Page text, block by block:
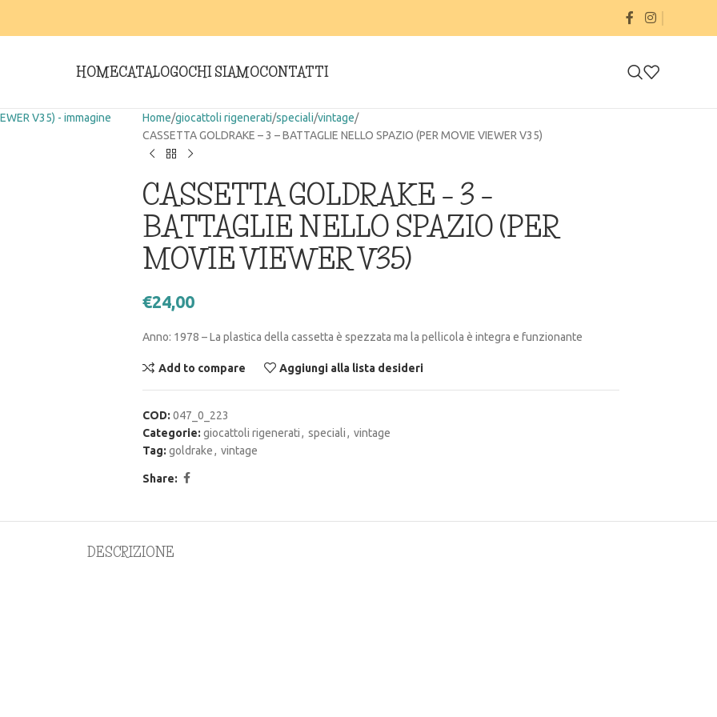
HOMECATALOGOCHI SIAMOCONTATTI
Home giocattoli rigenerati speciali vintage
CASSETTA GOLDRAKE – 3 – BATTAGLIE NELLO SPAZIO (PER MOVIE VIEWER V35)
CASSETTA GOLDRAKE – 3 –
BATTAGLIE NELLO SPAZIO (PER
MOVIE VIEWER V35)
€24,00
Anno: 1978 – La plastica della cassetta è spezzata ma la pellicola è integra e funzionante
Add to compare Aggiungi alla lista desideri
COD: 047_0_223
Categorie: giocattoli rigenerati, speciali, vintage
Tag: goldrake, vintage
Share:
DESCRIZIONE